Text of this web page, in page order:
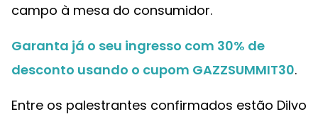
campo à mesa do consumidor.
Garanta já o seu ingresso com 30% de
desconto usando o cupom GAZZSUMMIT30.
Entre os palestrantes confirmados estão Dilvo